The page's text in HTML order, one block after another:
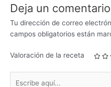
Deja un comentario
Tu dirección de correo
campos obligatorios están
Valoración de la receta